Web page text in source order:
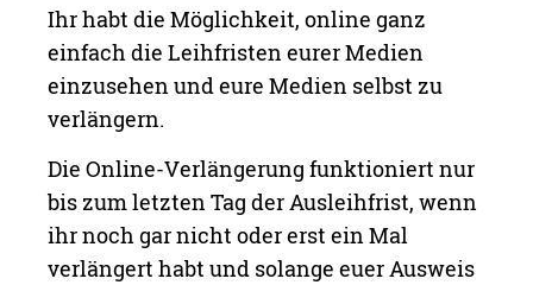
Ihr habt die Möglichkeit, online ganz
einfach die Leihfristen eurer Medien
einzusehen und eure Medien selbst zu
verlängern.
Die Online-Verlängerung funktioniert nur
bis zum letzten Tag der Ausleihfrist, wenn
ihr noch gar nicht oder erst ein Mal
verlängert habt und solange euer Ausweis